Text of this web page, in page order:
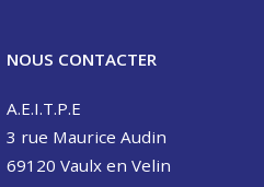
NOUS CONTACTER
A.E.I.T.P.E
3 rue Maurice Audin
69120 Vaulx en Velin